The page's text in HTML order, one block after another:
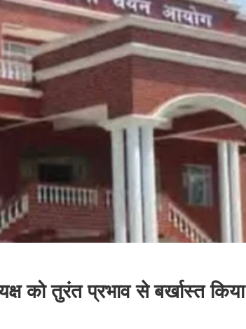
को तुरंत प्रभाव से बर्खास्त किया